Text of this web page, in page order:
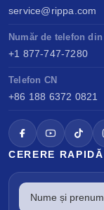
service@rippa.com
Număr de telefon din
+1 877-747-7280
Telefon CN
+86 188 6372 0821
CERERE